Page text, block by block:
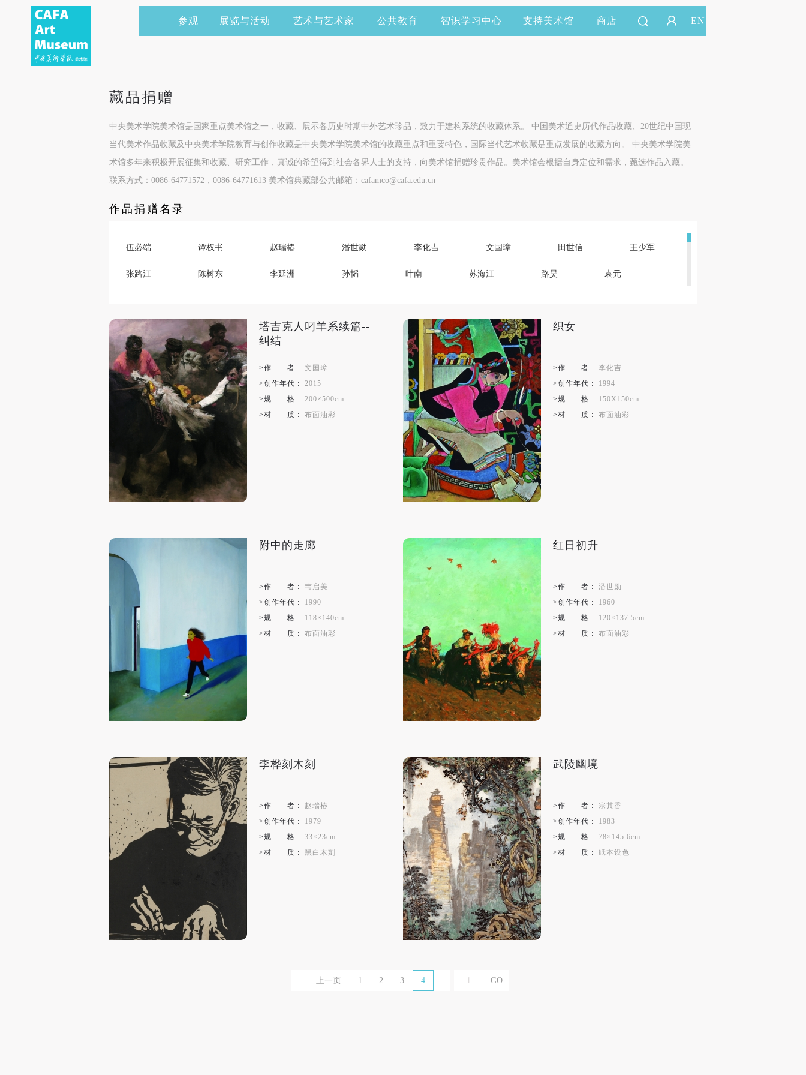
参观 展览与活动 艺术与艺术家 公共教育 智识学习中心 支持美术馆 商店 EN
资讯
合作伙伴
藏品捐赠
中央美术学院美术馆是国家重点美术馆之一，收藏、展示各历史时期中外艺术珍品，致力于建构系统的收藏体系。 中国美术通史历代作品收藏、20世纪中国现
当代美术作品收藏及中央美术学院教育与创作收藏是中央美术学院美术馆的收藏重点和重要特色，国际当代艺术收藏是重点发展的收藏方向。 中央美术学院美
术馆多年来积极开展征集和收藏、研究工作，真诚的希望得到社会各界人士的支持，向美术馆捐赠珍贵作品。美术馆会根据自身定位和需求，甄选作品入藏。
联系方式：0086-64771572，0086-64771613 美术馆典藏部公共邮箱：cafamco@cafa.edu.cn
作品捐赠名录
伍必端 谭权书 赵瑞椿 潘世勋 李化吉 文国璋 田世信 王少军
张路江 陈树东 李延洲 孙韬 叶南 苏海江 路昊 袁元
萧昱 李天元 尚敦 周铭影 杨越峦 蔡东东 郑超
罗杰·拜伦（南非）/Roger Ballen 肖恩·斯库利（爱尔兰）Sean Scully 瓦莱丽•古塔尔（法国）/Valérie Goutard
凯文•克拉克（美国）/Kevin Clarke 亚历山大·法图（Vhils）
弗拉基米尔.奥德列西夫斯基（乌克兰）/Володимир.Одрехівський 博格丹.波伊丘克（乌克兰）/Богдан Бойчу
奥斯塔普•科瓦尔丘克（乌克兰）/Остап Ковальчук 涛斯顿•居尔（瑞典）/Torsten Jurell 武平梅
宗海平 韦浒生 秦志燕
秦志钰(秦翊代捐） 吴瑛洲 田凯等 康东 田苗子
弗拉基米尔•斯塔先科（乌克兰）/Володимир.Одрехівський 何塞·万徒勒里基金会/José Venturelli Foundation
塔吉克人叼羊系续篇--
纠结
>作 者 :
文国璋
>创作年代 :
2015
>规
格 :
200×500cm
>材
质 : 布面油彩
织女
>作 者 :
李化吉
>创作年代 :
1994
>规
格 :
150X150cm
>材
质 : 布面油彩
附中的走廊
>作 者 :
韦启美
>创作年代 :
1990
>规
格 :
118×140cm
>材
质 : 布面油彩
红日初升
>作 者 :
潘世勋
>创作年代 :
1960
>规
格 :
120×137.5cm
>材
质 : 布面油彩
李桦刻木刻
>作 者 :
赵瑞椿
>创作年代 :
1979
>规
格 :
33×23cm
>材
质 : 黑白木刻
武陵幽境
>作 者 :
宗其香
>创作年代 :
1983
>规
格 :
78×145.6cm
>材
质 : 纸本设色
上一页 1 2 3 4
快捷登录 帐号密码登录
登录
可使用雅昌艺术网会员账户登录